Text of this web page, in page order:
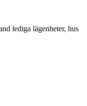
lediga lägenheter, hus